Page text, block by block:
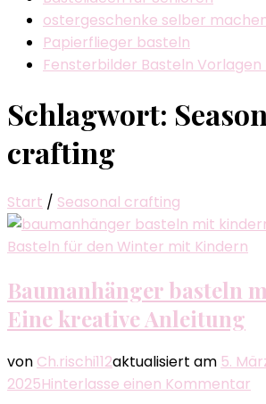
ostergeschenke selber
Papierflieger basteln
Fensterbilder Basteln
Schlagwort:
crafting
Start / Seasonal crafting
Basteln für den Winter mit Kindern
Baumanhänger basteln
Eine kreative Anleitung
von Ch.rischi112aktualisiert am 5.
2025Hinterlasse einen Kommentar